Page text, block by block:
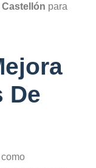
Castellón para
De